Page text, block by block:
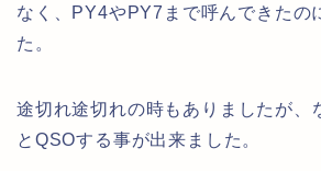
なく、PY4やPY7まで呼んできたの
た。
途切れ途切れの時もありましたが、
とQSOする事が出来ました。